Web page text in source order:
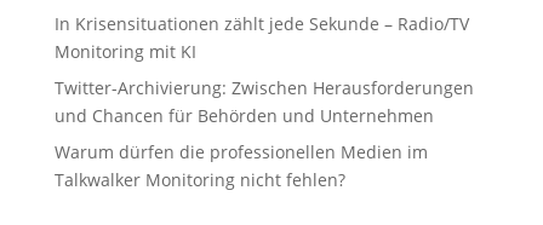
In Krisensituationen zählt jede Sekunde – Radio/TV
Monitoring mit KI
Twitter-Archivierung: Zwischen Herausforderungen
und Chancen für Behörden und Unternehmen
Warum dürfen die professionellen Medien im
Talkwalker Monitoring nicht fehlen?